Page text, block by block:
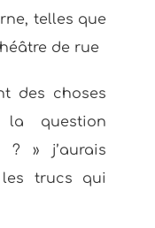
telles que
de rue
des choses
question
? » j’aurais
trucs qui